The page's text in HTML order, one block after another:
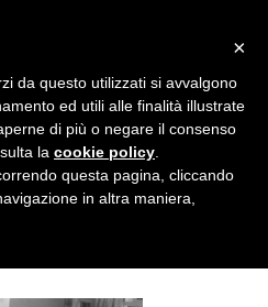
internazionale
Monaco 1975
nella pagina dedicata.
disabilitare il tracciamento di
Privacy e cookie policy
×
da questo utilizzati si avvalgono
ed utili alle finalità illustrate
di più o negare il consenso
la cookie policy
questa pagina, cliccando
in altra maniera,